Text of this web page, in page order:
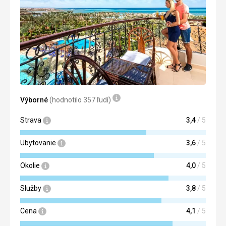
Pokoje ve stavu před rekonstrukcí
Služby
Manažerka kvality a delegát cestovky, byli velmi dobří
Táto recenzia bola preložená automaticky pomocou
Google Translate
Výborné(hodnotilo 357 ľudí)
Strava 3,4 / 5
Ubytovanie 3,6 / 5
Okolie 4,0 / 5
Služby 3,8 / 5
Cena 4,1 / 5